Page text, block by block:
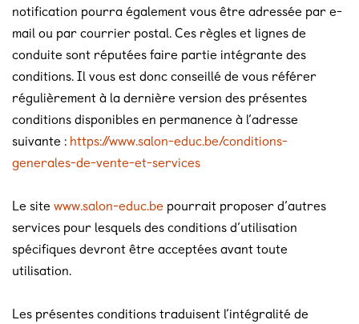
notification pourra également vous être adressée par e-
mail ou par courrier postal. Ces règles et lignes de
conduite sont réputées faire partie intégrante des
conditions. Il vous est donc conseillé de vous référer
régulièrement à la dernière version des présentes
conditions disponibles en permanence à l’adresse
suivante : https://www.salon-educ.be/conditions-
generales-de-vente-et-services
Le site www.salon-educ.be pourrait proposer d’autres
services pour lesquels des conditions d’utilisation
spécifiques devront être acceptées avant toute
utilisation.
Les présentes conditions traduisent l’intégralité de